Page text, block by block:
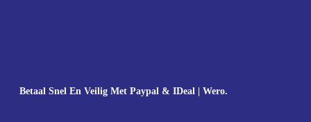
Betaal Snel En Veilig Met Paypal & IDeal | Wero.